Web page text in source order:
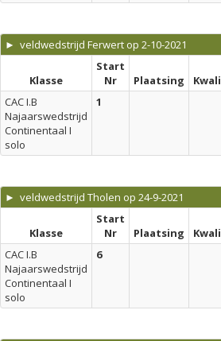
► veldwedstrijd Ferwert op 2-10-2021
Klasse
Start
Nr
Plaatsing
CAC I.B
Najaarswedstrijd
Continentaal I
solo
1
► veldwedstrijd Tholen op 24-9-2021
Klasse
Start
Nr
Plaatsing
CAC I.B
Najaarswedstrijd
Continentaal I
solo
6